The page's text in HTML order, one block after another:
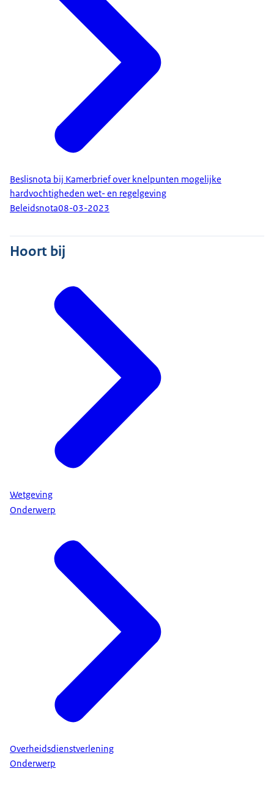
Beslisnota bij Kamerbrief over knelpunten mogelijke
hardvochtigheden wet- en regelgeving
Beleidsnota08-03-2023
Hoort bij
Wetgeving
Onderwerp
Overheidsdienstverlening
Onderwerp